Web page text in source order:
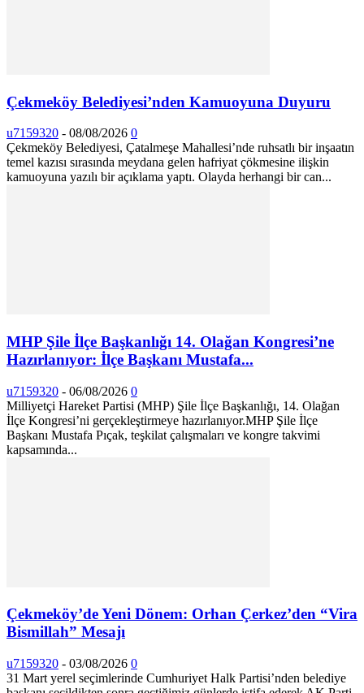
Çekmeköy Belediyesi’nden Kamuoyuna Duyuru
u7159320 - 08/08/2026 0
Çekmeköy Belediyesi, Çatalmeşe Mahallesi’nde ruhsatlı bir inşaatın
temel kazısı sırasında meydana gelen hafriyat çökmesine ilişkin
kamuoyuna yazılı bir açıklama yaptı. Olayda herhangi bir can...
MHP Şile İlçe Başkanlığı 14. Olağan Kongresi’ne
Hazırlanıyor: İlçe Başkanı Mustafa...
u7159320 - 06/08/2026 0
Milliyetçi Hareket Partisi (MHP) Şile İlçe Başkanlığı, 14. Olağan
İlçe Kongresi’ni gerçekleştirmeye hazırlanıyor. ​MHP Şile İlçe
Başkanı Mustafa Pıçak, teşkilat çalışmaları ve kongre takvimi
kapsamında...
Çekmeköy’de Yeni Dönem: Orhan Çerkez’den “Vira
Bismillah” Mesajı
u7159320 - 03/08/2026 0
31 Mart yerel seçimlerinde Cumhuriyet Halk Partisi’nden belediye